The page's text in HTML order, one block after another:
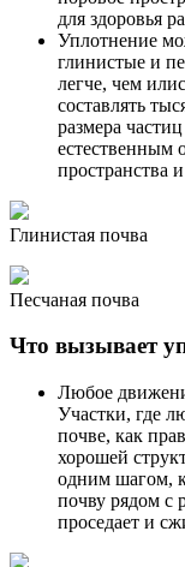
для здоровья
Уплотнение
глинистые и
легче, чем
составлять
размера
естественным
пространства
Глинистая почва
Песчаная почва
Что вызывает
Любое
Участки, где
почве, как
хорошей
одним шагом,
почву рядом с
проседает и